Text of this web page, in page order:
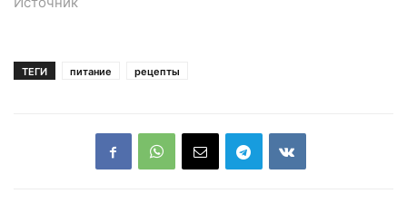
ТЕГИ питание рецепты